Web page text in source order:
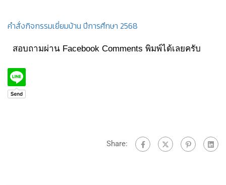
คำสั่งกิจกรรมเยี่ยมบ้าน ปีการศึกษา 2568
สอบถามผ่าน Facebook Comments พิมพ์ได้เลยครับ
Share: